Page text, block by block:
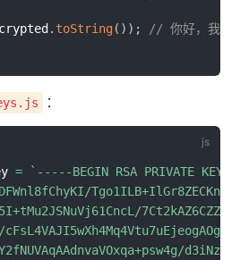
. toString( ) ) ; // 你好，我是
：
= ` -----BEGIN RSA PRIVATE